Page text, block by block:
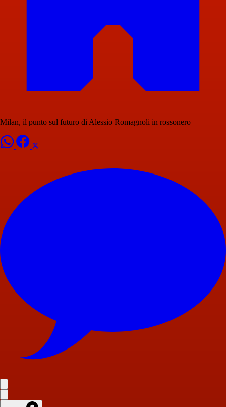
Milan, il punto sul futuro di Alessio Romagnoli in rossonero